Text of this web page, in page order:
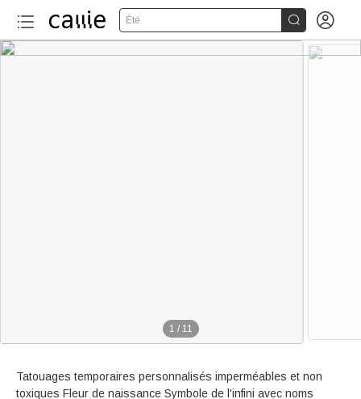
Été  
1 / 11
Tatouages temporaires personnalisés imperméables et non
toxiques Fleur de naissance Symbole de l'infini avec noms